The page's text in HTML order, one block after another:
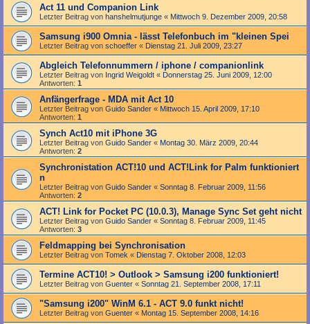
Act 11 und Companion Link
Letzter Beitrag von hanshelmutjunge « Mittwoch 9. Dezember 2009, 20:58
Samsung i900 Omnia - lässt Telefonbuch im "kleinen Spei
Letzter Beitrag von schoeffer « Dienstag 21. Juli 2009, 23:27
Abgleich Telefonnummern / iphone / companionlink
Letzter Beitrag von Ingrid Weigoldt « Donnerstag 25. Juni 2009, 12:00
Antworten: 1
Anfängerfrage - MDA mit Act 10
Letzter Beitrag von Guido Sander « Mittwoch 15. April 2009, 17:10
Antworten: 1
Synch Act10 mit iPhone 3G
Letzter Beitrag von Guido Sander « Montag 30. März 2009, 20:44
Antworten: 2
Synchronistation ACT!10 und ACT!Link for Palm funktioniert
n
Letzter Beitrag von Guido Sander « Sonntag 8. Februar 2009, 11:56
Antworten: 2
ACT! Link for Pocket PC (10.0.3), Manage Sync Set geht nicht
Letzter Beitrag von Guido Sander « Sonntag 8. Februar 2009, 11:45
Antworten: 3
Feldmapping bei Synchronisation
Letzter Beitrag von Tomek « Dienstag 7. Oktober 2008, 12:03
Termine ACT10! > Outlook > Samsung i200 funktioniert!
Letzter Beitrag von Guenter « Sonntag 21. September 2008, 17:11
"Samsung i200" WinM 6.1 - ACT 9.0 funkt nicht!
Letzter Beitrag von Guenter « Montag 15. September 2008, 14:16